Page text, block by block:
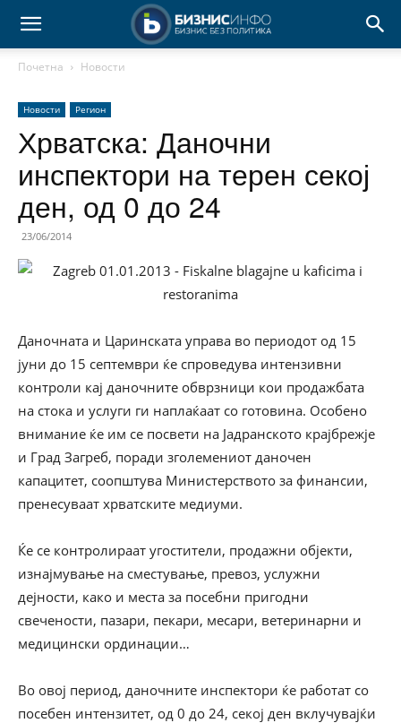
Почетна Новости
Новости Регион
Хрватска: Даночни
инспектори на терен секој
ден, од 0 до 24
23/06/2014
Даночната и Царинската управа во периодот од 15
јуни до 15 септември ќе спроведува интензивни
контроли кај даночните обврзници кои продажбата
на стока и услуги ги наплаќаат со готовина. Особено
внимание ќе им се посвети на Јадранското крајбрежје
и Град Загреб, поради зголемениот даночен
капацитет, соопштува Министерството за финансии,
пренесуваат хрватските медиуми.
Ќе се контролираат угостители, продажни објекти,
изнајмување на сместување, превоз, услужни
дејности, како и места за посебни пригодни
свечености, пазари, пекари, месари, ветеринарни и
медицински ординации…
Во овој период, даночните инспектори ќе работат со
посебен интензитет, од 0 до 24, секој ден вклучувајќи